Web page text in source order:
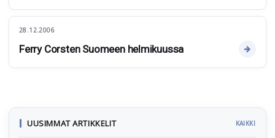
28.12.2006
Ferry Corsten Suomeen helmikuussa
UUSIMMAT ARTIKKELIT KAIKKI